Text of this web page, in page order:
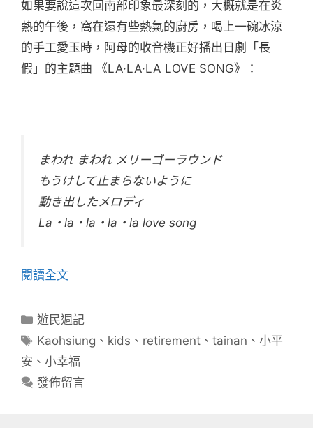
如果要說這次回南部印象最深刻的，大概就是在炎
熱的午後，窩在還有些熱氣的廚房，喝上一碗冰涼
的手工愛玉時，阿母的收音機正好播出日劇「長
假」的主題曲 《LA·LA·LA LOVE SONG》：
まわれ まわれ メリーゴーラウンド
もうけして止まらないように
動き出したメロディ
La・la・la・la・la love song
閱讀全文
分
類
遊民週記
標
籤
Kaohsiung 、 kids 、 retirement 、tainan 、小平
安 、 小幸福
發佈留言